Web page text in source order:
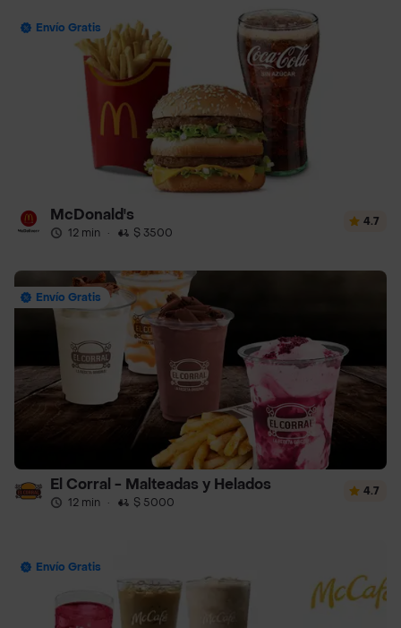
Envío Gratis
McDonald's
12 min · $ 3500
4.7
Envío Gratis
El Corral - Malteadas y Helados
12 min · $ 5000
4.7
Envío Gratis